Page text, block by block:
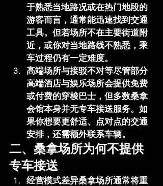
于熟悉当地路况或在热门地段的
游客而言，通常能迅速找到交通
工具。但若场所不在主要街道附
近，或你对当地路线不熟悉，乘
车过程仍有一定难度。
高端场所与接驳不对等尽管部分
高端酒店与娱乐场所会提供免费
或付费的穿梭巴士，但多数桑拿
会馆本身并无专车接送服务。如
果你想要更舒适、点对点的交通
安排，还需额外联系车辆。
二、桑拿场所为何不提供
专车接送
经营模式差异桑拿场所通常将重